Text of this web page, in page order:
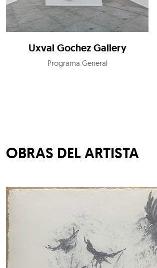
Uxval Gochez Gallery
Programa General
OBRAS DEL ARTISTA